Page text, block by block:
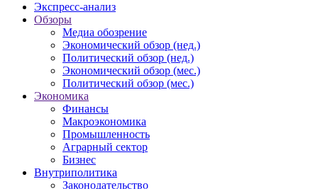
Экспресс-анализ
Обзоры
Медиа обозрение
Экономический обзор (нед.)
Политический обзор (нед.)
Экономический обзор (мес.)
Политический обзор (мес.)
Экономика
Финансы
Макроэкономика
Промышленность
Аграрный сектор
Бизнес
Внутриполитика
Законодательство